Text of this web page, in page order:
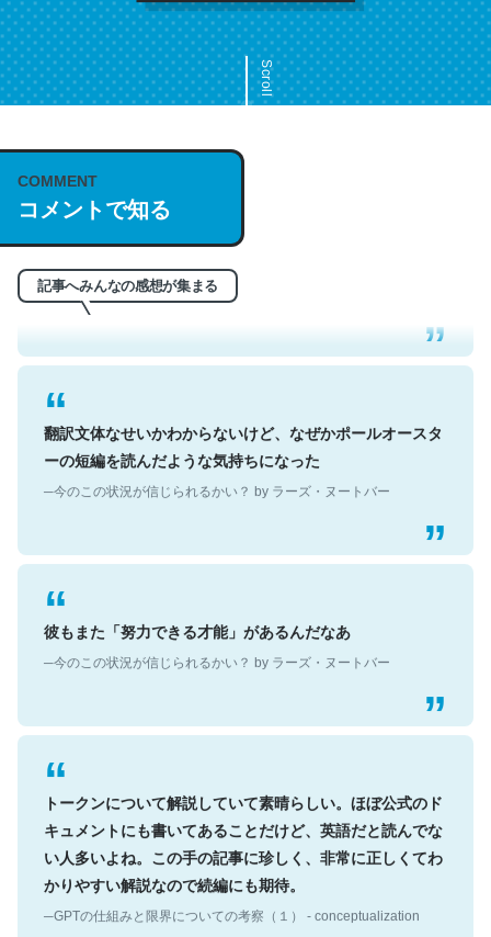
Scroll
COMMENT
コメントで知る
記事へみんなの感想が集まる
これは名文。彼はとてもクレバーなんだろうなと凄く思
う。英語少しでも読める人は原文もお勧め。自分はこの流
れ好き。Let’s Fucking Go. Then Covid hit. Shit.
─今のこの状況が信じられるかい？ by ラーズ・ヌートバー
翻訳文体なせいかわからないけど、なぜかポールオースタ
ーの短編を読んだような気持ちになった
彼もまた「努力できる才能」があるんだなあ
トークンについて解説していて素晴らしい。ほぼ公式のド
キュメントにも書いてあることだけど、英語だと読んでな
い人多いよね。この手の記事に珍しく、非常に正しくてわ
かりやすい解説なので続編にも期待。